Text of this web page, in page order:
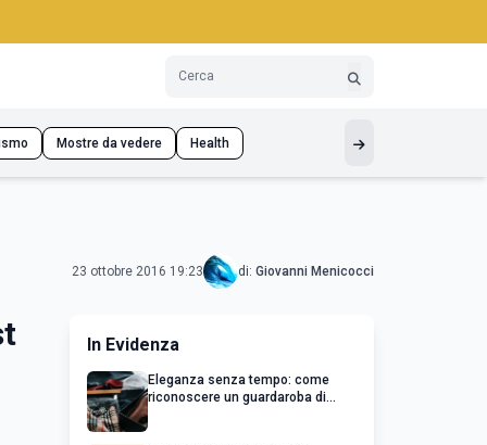
Mostre da vedere Health
23 ottobre 2016 19:23 di: Giovanni Menicocci
In Evidenza
Eleganza senza tempo: come
riconoscere un guardaroba di